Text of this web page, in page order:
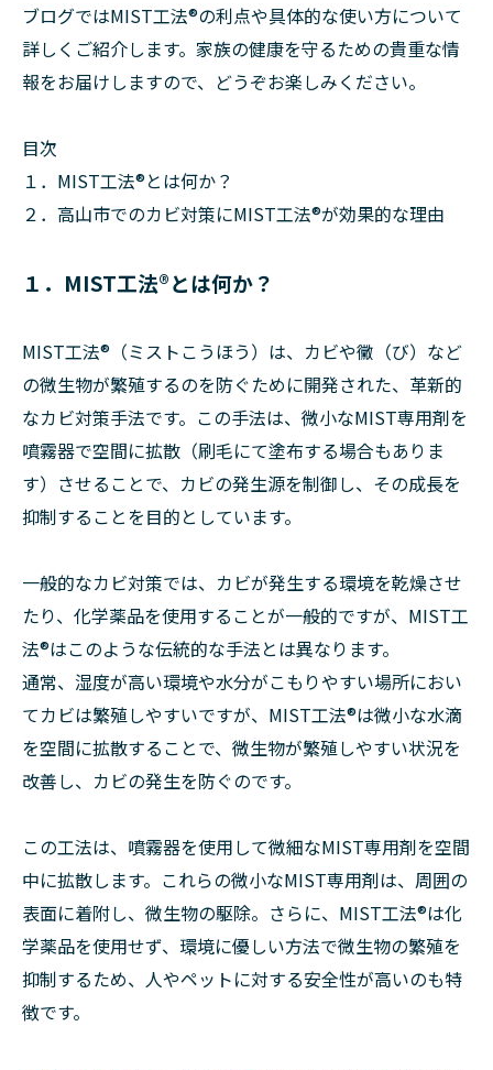
ブログではMIST工法®の利点や具体的な使い方について
詳しくご紹介します。家族の健康を守るための貴重な情
報をお届けしますので、どうぞお楽しみください。
目次
１．MIST工法®とは何か？
２．高山市でのカビ対策にMIST工法®が効果的な理由
１．MIST工法®とは何か？
MIST工法®（ミストこうほう）は、カビや黴（び）など
の微生物が繁殖するのを防ぐために開発された、革新的
なカビ対策手法です。この手法は、微小なMIST専用剤を
噴霧器で空間に拡散（刷毛にて塗布する場合もありま
す）させることで、カビの発生源を制御し、その成長を
抑制することを目的としています。
一般的なカビ対策では、カビが発生する環境を乾燥させ
たり、化学薬品を使用することが一般的ですが、MIST工
法®はこのような伝統的な手法とは異なります。
通常、湿度が高い環境や水分がこもりやすい場所におい
てカビは繁殖しやすいですが、MIST工法®は微小な水滴
を空間に拡散することで、微生物が繁殖しやすい状況を
改善し、カビの発生を防ぐのです。
この工法は、噴霧器を使用して微細なMIST専用剤を空間
中に拡散します。これらの微小なMIST専用剤は、周囲の
表面に着附し、微生物の駆除。さらに、MIST工法®は化
学薬品を使用せず、環境に優しい方法で微生物の繁殖を
抑制するため、人やペットに対する安全性が高いのも特
徴です。